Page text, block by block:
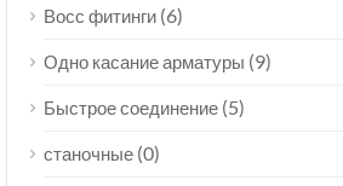
Восс фитинги (6)
Одно касание арматуры (9)
Быстрое соединение (5)
станочные (0)